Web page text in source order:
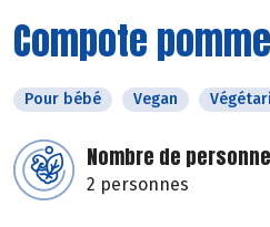
Compote
Pour bébé Vegan
Nombre de
2 personnes